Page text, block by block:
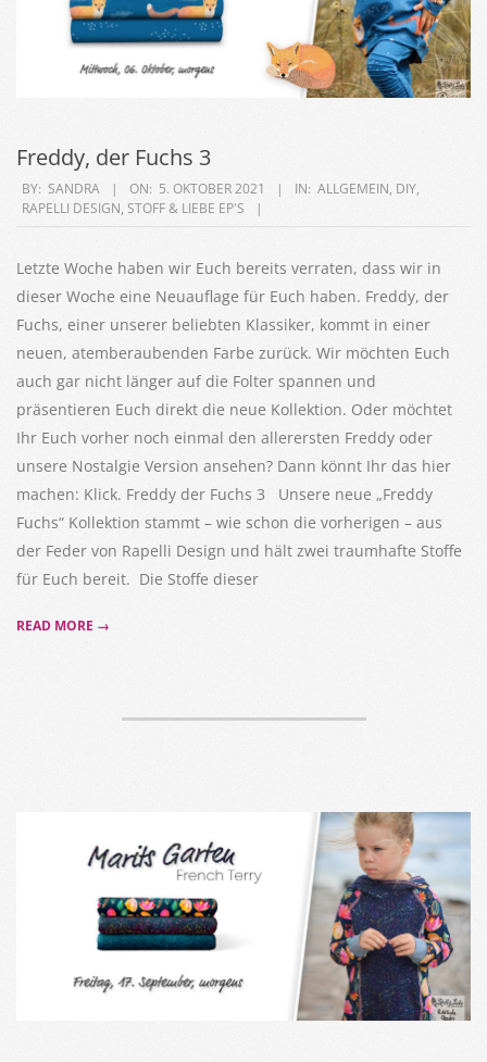
Freddy, der Fuchs 3
2021-
10-
BY: SANDRA ON: 5. OKTOBER 2021 IN: ALLGEMEIN, DIY,
RAPELLI DESIGN, STOFF & LIEBE EP'S
Letzte Woche haben wir Euch bereits verraten, dass wir in
dieser Woche eine Neuauflage für Euch haben. Freddy, der
Fuchs, einer unserer beliebten Klassiker, kommt in einer
neuen, atemberaubenden Farbe zurück. Wir möchten Euch
auch gar nicht länger auf die Folter spannen und
präsentieren Euch direkt die neue Kollektion. Oder möchtet
Ihr Euch vorher noch einmal den allerersten Freddy oder
unsere Nostalgie Version ansehen? Dann könnt Ihr das hier
machen: Klick. Freddy der Fuchs 3 Unsere neue „Freddy
Fuchs“ Kollektion stammt – wie schon die vorherigen – aus
der Feder von Rapelli Design und hält zwei traumhafte Stoffe
für Euch bereit. Die Stoffe dieser
READ MORE →